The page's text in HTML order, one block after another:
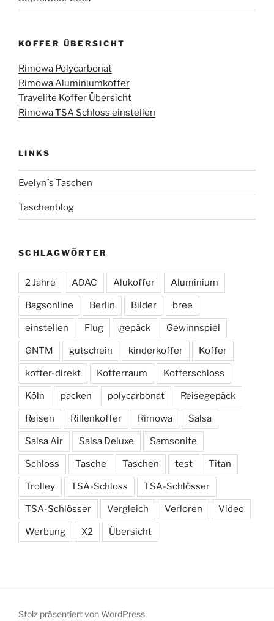
KOFFER ÜBERSICHT
Rimowa Polycarbonat
Rimowa Aluminiumkoffer
Travelite Koffer Übersicht
Rimowa TSA Schloss einstellen
LINKS
Evelyn´s Taschen
Taschenblog
SCHLAGWÖRTER
2 Jahre ADAC Alukoffer Aluminium
Bagsonline Berlin Bilder bree
einstellen Flug gepäck Gewinnspiel
GNTM gutschein kinderkoffer Koffer
koffer-direkt Kofferraum Kofferschloss
Köln packen polycarbonat Reisegepäck
Reisen Rillenkoffer Rimowa Salsa
Salsa Air Salsa Deluxe Samsonite
Schloss Tasche Taschen test Titan
Trolley TSA-Schloss TSA-Schlösser
TSA-Schlösser Vergleich Verloren Video
Werbung X2 Übersicht
Stolz präsentiert von WordPress